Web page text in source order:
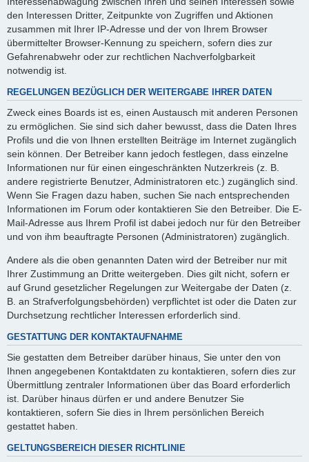
den Interessen Dritter, Zeitpunkte von Zugriffen und Aktionen
zusammen mit Ihrer IP-Adresse und der von Ihrem Browser
übermittelter Browser-Kennung zu speichern, sofern dies zur
Gefahrenabwehr oder zur rechtlichen Nachverfolgbarkeit
notwendig ist.
REGELUNGEN BEZÜGLICH DER WEITERGABE IHRER DATEN
Zweck eines Boards ist es, einen Austausch mit anderen Personen
zu ermöglichen. Sie sind sich daher bewusst, dass die Daten Ihres
Profils und die von Ihnen erstellten Beiträge im Internet zugänglich
sein können. Der Betreiber kann jedoch festlegen, dass einzelne
Informationen nur für einen eingeschränkten Nutzerkreis (z. B.
andere registrierte Benutzer, Administratoren etc.) zugänglich sind.
Wenn Sie Fragen dazu haben, suchen Sie nach entsprechenden
Informationen im Forum oder kontaktieren Sie den Betreiber. Die E-
Mail-Adresse aus Ihrem Profil ist dabei jedoch nur für den Betreiber
und von ihm beauftragte Personen (Administratoren) zugänglich.
Andere als die oben genannten Daten wird der Betreiber nur mit
Ihrer Zustimmung an Dritte weitergeben. Dies gilt nicht, sofern er
auf Grund gesetzlicher Regelungen zur Weitergabe der Daten (z.
B. an Strafverfolgungsbehörden) verpflichtet ist oder die Daten zur
Durchsetzung rechtlicher Interessen erforderlich sind.
GESTATTUNG DER KONTAKTAUFNAHME
Sie gestatten dem Betreiber darüber hinaus, Sie unter den von
Ihnen angegebenen Kontaktdaten zu kontaktieren, sofern dies zur
Übermittlung zentraler Informationen über das Board erforderlich
ist. Darüber hinaus dürfen er und andere Benutzer Sie
kontaktieren, sofern Sie dies in Ihrem persönlichen Bereich
gestattet haben.
GELTUNGSBEREICH DIESER RICHTLINIE